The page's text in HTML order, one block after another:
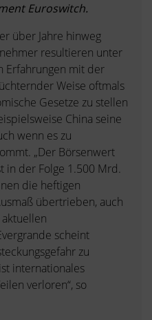
Euroswitch.
über Jahre hinweg
resultieren unter
Erfahrungen mit der
Weise oftmals
Gesetze zu stellen
China seine
wenn es zu
„Der Börsenwert
in der Folge 1.500 Mrd.
die heftigen
übertrieben, auch
scheint
zu
internationales
verloren“, so